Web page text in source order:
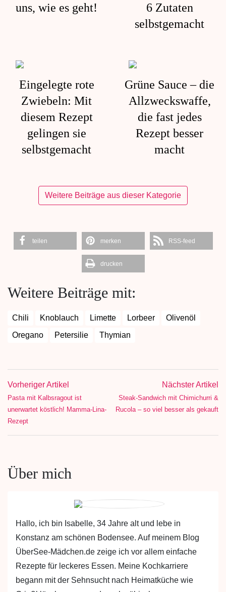
uns, wie es geht!
6 Zutaten
selbstgemacht
Eingelegte rote
Zwiebeln: Mit
diesem Rezept
gelingen sie
selbstgemacht
Grüne Sauce – die
Allzweckswaffe,
die fast jedes
Rezept besser
macht
Weitere Beiträge aus dieser Kategorie
teilen merken RSS-feed
drucken
Weitere Beiträge mit:
Chili Knoblauch Limette Lorbeer
Olivenöl
Oregano
Petersilie Thymian
Vorheriger Artikel
Pasta mit Kalbsragout ist
unerwartet köstlich! Mamma-Lina-
Rezept
Nächster Artikel
Steak-Sandwich mit Chimichurri &
Rucola – so viel besser als gekauft
Über mich
Hallo, ich bin Isabelle, 34 Jahre alt und lebe in
Konstanz am schönen Bodensee. Auf meinem Blog
ÜberSee-Mädchen.de zeige ich vor allem einfache
Rezepte für leckeres Essen. Meine Kochkarriere
begann mit der Sehnsucht nach Heimatküche wie